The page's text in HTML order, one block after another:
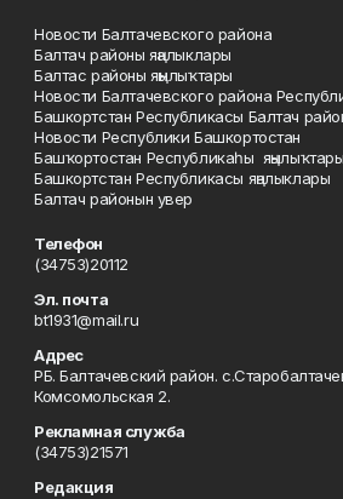
Новости Балтачевского района
Балтач районы яңалыклары
Балтас районы яңылыҡтары
Новости Балтачевского района
Башкортстан Республикасы Балтач
Новости Республики Башкортостан
Башҡортостан Республикаһы яңылыҡтары
Башкортстан Республикасы яңалыклары
Балтач районын увер
Телефон
(34753)20112
Эл. почта
bt1931@mail.ru
Адрес
РБ. Балтачевский район.
Комсомольская 2.
Рекламная служба
(34753)21571
Редакция